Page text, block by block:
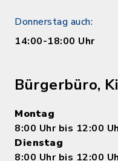
Donnerstag auch:
14:00-18:00 Uhr
Bürgerbüro,
Montag
8:00 Uhr bis 12:00
Dienstag
8:00 Uhr bis 12:00